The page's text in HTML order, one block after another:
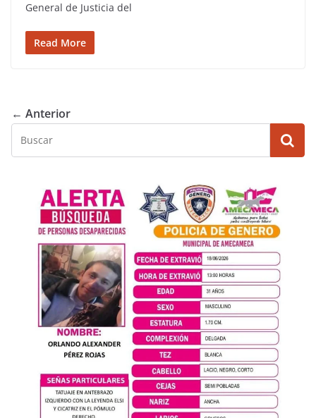
General de Justicia del
Read More
← Anterior